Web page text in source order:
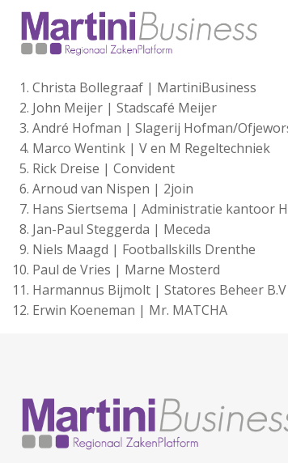
Christa Bollegraaf | MartiniBusiness
John Meijer | Stadscafé Meijer
André Hofman | Slagerij Hofman/
Marco Wentink | V en M Regeltechniek
Rick Dreise | Convident
Arnoud van Nispen | 2join
Hans Siertsema | Administratie kantoor
Jan-Paul Steggerda | Meceda
Niels Maagd | Footballskills Drenthe
Paul de Vries | Marne Mosterd
Harmannus Bijmolt | Statores Beheer B.V
Erwin Koeneman | Mr. MATCHA